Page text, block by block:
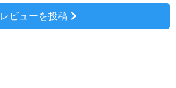
レビューを投稿